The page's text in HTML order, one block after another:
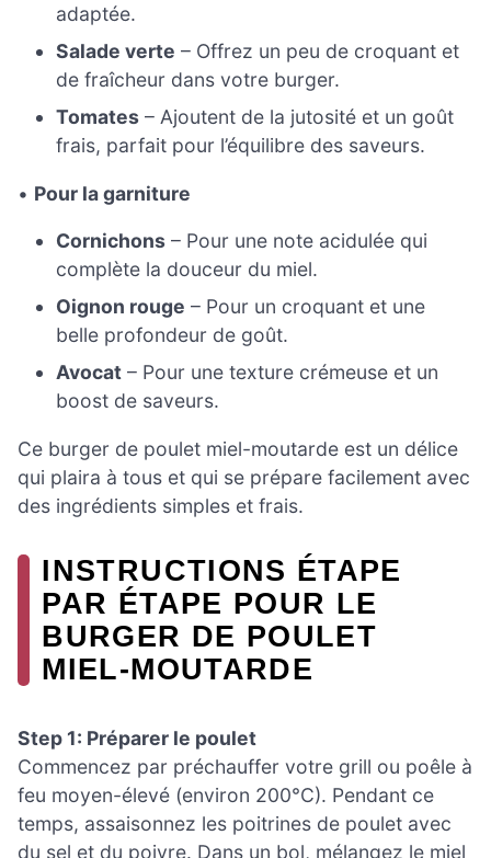
adaptée.
Salade verte – Offrez un peu de croquant et
de fraîcheur dans votre burger.
Tomates – Ajoutent de la jutosité et un goût
frais, parfait pour l’équilibre des saveurs.
• Pour la garniture
Cornichons – Pour une note acidulée qui
complète la douceur du miel.
Oignon rouge – Pour un croquant et une
belle profondeur de goût.
Avocat – Pour une texture crémeuse et un
boost de saveurs.
Ce burger de poulet miel-moutarde est un délice
qui plaira à tous et qui se prépare facilement avec
des ingrédients simples et frais.
INSTRUCTIONS ÉTAPE
PAR ÉTAPE POUR LE
BURGER DE POULET
MIEL-MOUTARDE
Step 1: Préparer le poulet
Commencez par préchauffer votre grill ou poêle à
feu moyen-élevé (environ 200°C). Pendant ce
temps, assaisonnez les poitrines de poulet avec
du sel et du poivre. Dans un bol, mélangez le miel